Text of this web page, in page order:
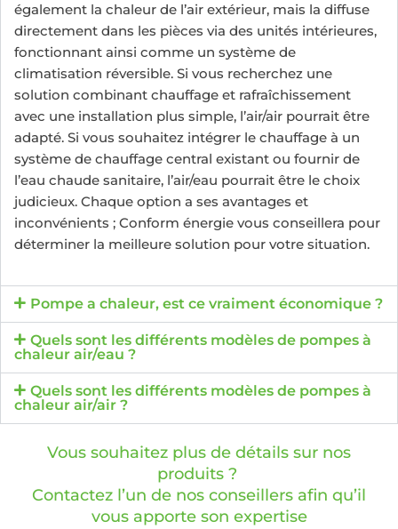
également la chaleur de l’air extérieur, mais la diffuse
directement dans les pièces via des unités intérieures,
fonctionnant ainsi comme un système de
climatisation réversible. Si vous recherchez une
solution combinant chauffage et rafraîchissement
avec une installation plus simple, l’air/air pourrait être
adapté. Si vous souhaitez intégrer le chauffage à un
système de chauffage central existant ou fournir de
l’eau chaude sanitaire, l’air/eau pourrait être le choix
judicieux. Chaque option a ses avantages et
inconvénients ; Conform énergie vous conseillera pour
déterminer la meilleure solution pour votre situation.
Pompe a chaleur, est ce vraiment économique ?
Quels sont les différents modèles de pompes à
chaleur air/eau ?
Quels sont les différents modèles de pompes à
chaleur air/air ?
Vous souhaitez plus de détails sur nos
produits ?
Contactez l’un de nos conseillers afin qu’il
vous apporte son expertise